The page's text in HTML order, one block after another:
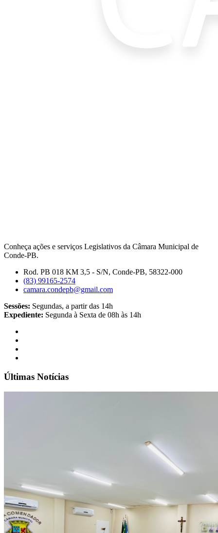
Conheça ações e serviços Legislativos da Câmara Municipal de
Conde-PB.
Rod. PB 018 KM 3,5 - S/N, Conde-PB, 58322-000
(83) 99165-2574
camara.condepb@gmail.com
Sessões: Segundas, a partir das 14h
Expediente: Segunda à Sexta de 08h às 14h
Últimas Notícias